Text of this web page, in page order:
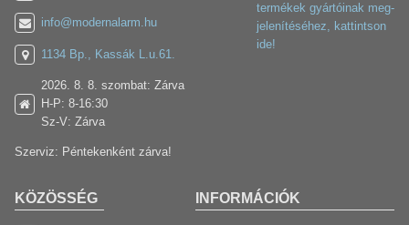
info@modernalarm.hu
1134 Bp., Kassák L.u.61.
2026. 8. 8. szombat: Zárva
H-P: 8-16:30
Sz-V: Zárva
Szerviz: Péntekenként zárva!
KÖZÖSSÉG INFORMÁCIÓK
termékek gyártóinak meg-
jelenítéséhez, kattintson
ide!